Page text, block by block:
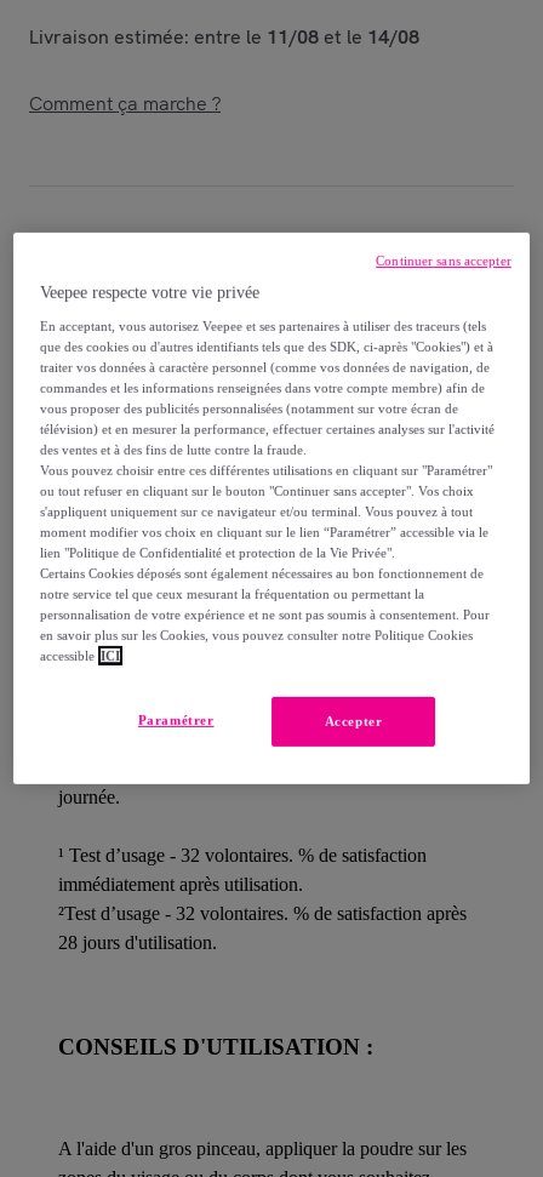
Livraison estimée: entre le 11/08 et le 14/08
Comment ça marche ?
Description
Cette poudre bronzante multi-usages parfumée aux
notes solaires et sensuelles de l’Huile Prodigieuse®
révèle en un seul geste un teint naturellement hâlé toute
l'année. Elle réchauffe le teint et sublime le bronzage
avec un résultat longue tenue. Adaptée à toutes les
carnations, elle apporte un effet bonne mine ensoleillée
et uniforme, sans marquer les ridules ni les zones de
sécheresse.
Sa texture fine et aérienne se fond parfaitement à la
Elle s’applique aussi bien sur le visage que sur le corps,
journée.
¹ Test d’usage - 32 volontaires. % de satisfaction
immédiatement après utilisation.
²Test d’usage - 32 volontaires. % de satisfaction après
28 jours d'utilisation.
CONSEILS D'UTILISATION :
A l'aide d'un gros pinceau, appliquer la poudre sur les
Veepee respecte votre vie privée
En acceptant, vous autorisez Veepee et ses partenaires à utiliser des traceurs (tels
que des cookies ou d'autres identifiants tels que des SDK, ci-après "Cookies") et à
traiter vos données à caractère personnel (comme vos données de navigation, de
commandes et les informations renseignées dans votre compte membre) afin de
vous proposer des publicités personnalisées (notamment sur votre écran de
télévision) et en mesurer la performance, effectuer certaines analyses sur l'activité
des ventes et à des fins de lutte contre la fraude.
Vous pouvez choisir entre ces différentes utilisations en cliquant sur "Paramétrer"
ou tout refuser en cliquant sur le bouton "Continuer sans accepter". Vos choix
s'appliquent uniquement sur ce navigateur et/ou terminal. Vous pouvez à tout
moment modifier vos choix en cliquant sur le lien “Paramétrer” accessible via le
lien "Politique de Confidentialité et protection de la Vie Privée".
Certains Cookies déposés sont également nécessaires au bon fonctionnement de
notre service tel que ceux mesurant la fréquentation ou permettant la
personnalisation de votre expérience et ne sont pas soumis à consentement. Pour
en savoir plus sur les Cookies, vous pouvez consulter notre Politique Cookies
accessible ICI
Accepter
Paramétrer
Continuer sans accepter